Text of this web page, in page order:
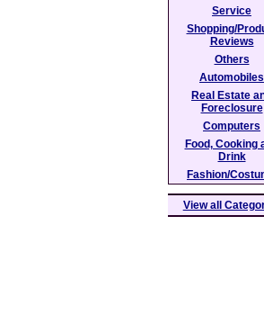
Service
Shopping/
Reviews
Others
Automobiles
Real Estate
Foreclosure
Computers
Food, Cooking
Drink
Fashion/
View all